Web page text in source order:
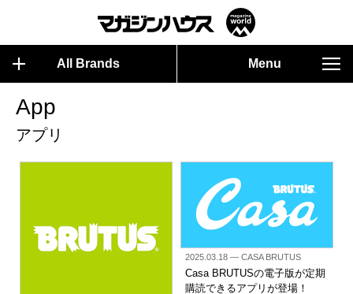
All Brands Menu
App
アプリ
2025.03.18— CASA BRUTUS
Casa BRUTUSの電子版が定期
購読できるアプリが登場！